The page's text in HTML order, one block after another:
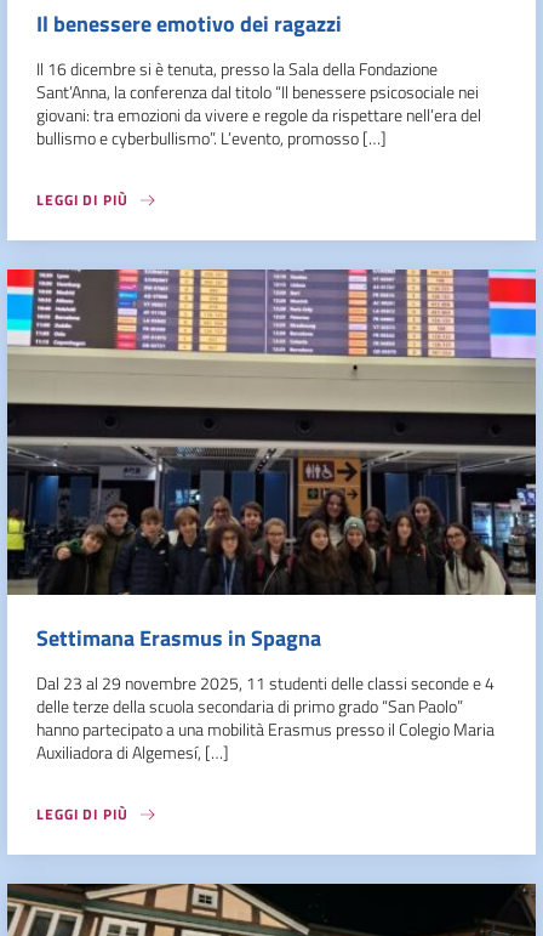
Il benessere emotivo dei ragazzi
Il 16 dicembre si è tenuta, presso la Sala della Fondazione
Sant’Anna, la conferenza dal titolo “Il benessere psicosociale nei
giovani: tra emozioni da vivere e regole da rispettare nell’era del
bullismo e cyberbullismo”. L’evento, promosso […]
LEGGI DI PIÙ
Settimana Erasmus in Spagna
Dal 23 al 29 novembre 2025, 11 studenti delle classi seconde e 4
delle terze della scuola secondaria di primo grado “San Paolo”
hanno partecipato a una mobilità Erasmus presso il Colegio Maria
Auxiliadora di Algemesí, […]
LEGGI DI PIÙ